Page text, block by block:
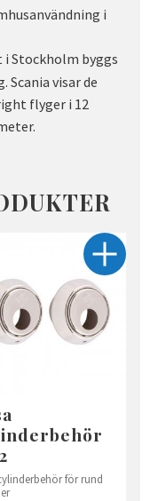
i
Stockholm byggs
Scania visar de
flyger i 12
för rund